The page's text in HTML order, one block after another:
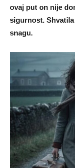
ovaj put on nije
sigurnost.
snagu.